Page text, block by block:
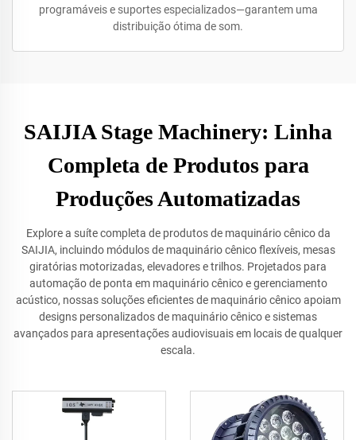
programáveis e suportes especializados—garantem uma
distribuição ótima de som.
SAIJIA Stage Machinery: Linha
Completa de Produtos para
Produções Automatizadas
Explore a suíte completa de produtos de maquinário cênico da
SAIJIA, incluindo módulos de maquinário cênico flexíveis, mesas
giratórias motorizadas, elevadores e trilhos. Projetados para
automação de ponta em maquinário cênico e gerenciamento
acústico, nossas soluções eficientes de maquinário cênico apoiam
designs personalizados de maquinário cênico e sistemas
avançados para apresentações audiovisuais em locais de qualquer
escala.